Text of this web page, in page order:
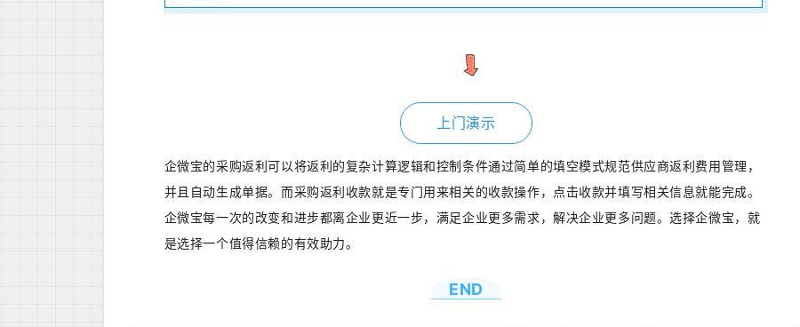
上门演示
企微宝的采购返利可以将返利的复杂计算逻辑和控制条件通过简单的填空模式规范供应商返利费用管理，
并且自动生成单据。而采购返利收款就是专门用来相关的收款操作，点击收款并填写相关信息就能完成。
企微宝每一次的改变和进步都离企业更近一步，满足企业更多需求，解决企业更多问题。选择企微宝，就
是选择一个值得信赖的有效助力。
END